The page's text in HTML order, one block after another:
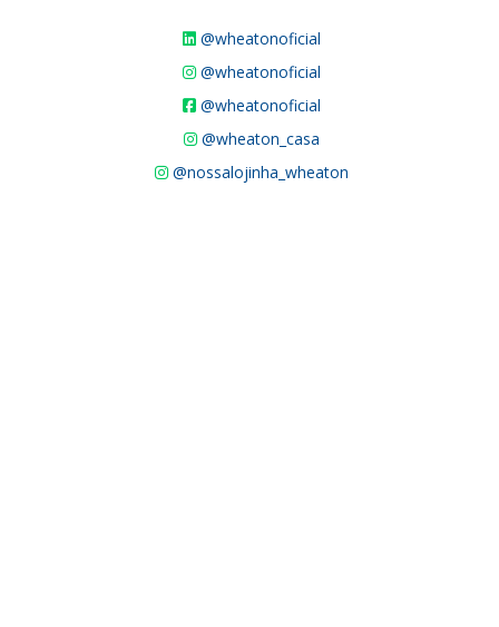
@wheatonoficial
@wheatonoficial
@wheatonoficial
@wheaton_casa
@nossalojinha_wheaton